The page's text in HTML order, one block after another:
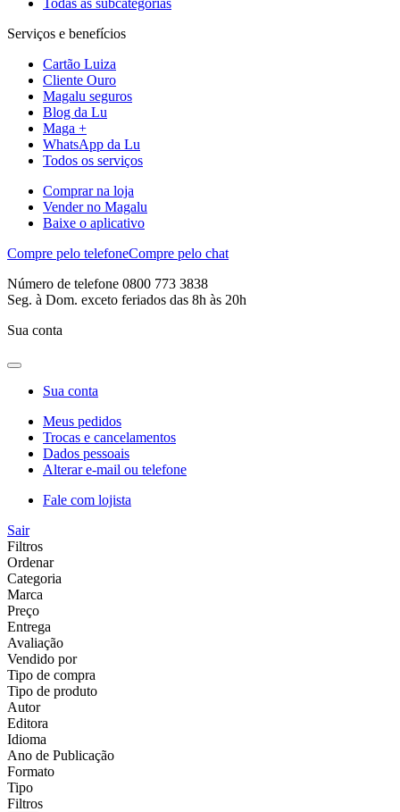
Serviços e benefícios
Cartão Luiza
Cliente Ouro
Magalu seguros
Blog da Lu
Maga +
WhatsApp da Lu
Todos os serviços
Comprar na loja
Vender no Magalu
Baixe o aplicativo
Compre pelo telefoneCompre pelo chat
Número de telefone 0800 773 3838
Seg. à Dom. exceto feriados das 8h às 20h
Sua conta
Sua conta
Meus pedidos
Trocas e cancelamentos
Dados pessoais
Alterar e-mail ou telefone
Fale com lojista
Sair
Filtros
Ordenar
Categoria
Marca
Preço
Entrega
Avaliação
Vendido por
Tipo de compra
Tipo de produto
Autor
Editora
Idioma
Ano de Publicação
Formato
Tipo
Filtros